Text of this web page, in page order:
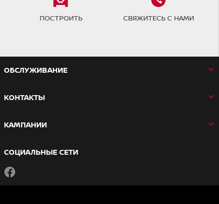
ПОСТРОИТЬ СВЯЖИТЕСЬ С НАМИ
OБСЛУЖИВАНИЕ
КОНТАКТЫ
КАМПАНИИ
СОЦИАЛЬНЫЕ СЕТИ